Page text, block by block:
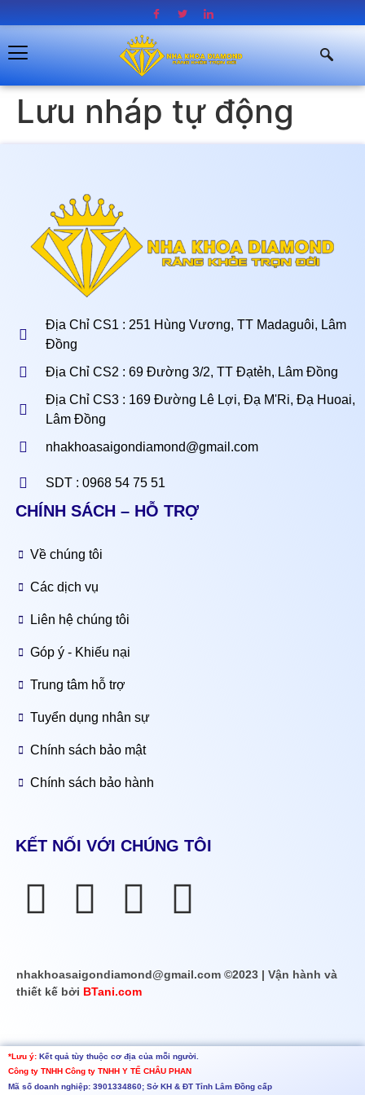
Lưu nháp tự động
Địa Chỉ CS1 : 251 Hùng Vương, TT Madaguôi, Lâm
Đồng
Địa Chỉ CS2 : 69 Đường 3/2, TT Đạtẻh, Lâm Đồng
Địa Chỉ CS3 : 169 Đường Lê Lợi, Đạ M'Ri, Đạ Huoai,
Lâm Đồng
nhakhoasaigondiamond@gmail.com
SDT : 0968 54 75 51
CHÍNH SÁCH – HỖ TRỢ
Về chúng tôi
Các dịch vụ
Liên hệ chúng tôi
Góp ý - Khiếu nại
Trung tâm hỗ trợ
Tuyển dụng nhân sự
Chính sách bảo mật
Chính sách bảo hành
KẾT NỐI VỚI CHÚNG TÔI
nhakhoasaigondiamond@gmail.com ©2023 | Vận hành và
thiết kế bởi BTani.com
*Lưu ý: Kết quả tùy thuộc cơ địa của mỗi người.
Công ty TNHH Công ty TNHH Y TẾ CHÂU PHAN
Mã số doanh nghiệp: 3901334860; Sở KH & ĐT Tỉnh Lâm Đồng cấp